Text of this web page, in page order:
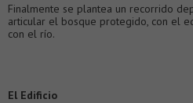
Finalmente se plantea un recorrido
articular el bosque protegido, con el
con el río.
El Edificio